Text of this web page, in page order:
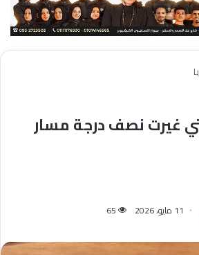
غيرت نصف درجة مسار
11 مايو، 2026 65